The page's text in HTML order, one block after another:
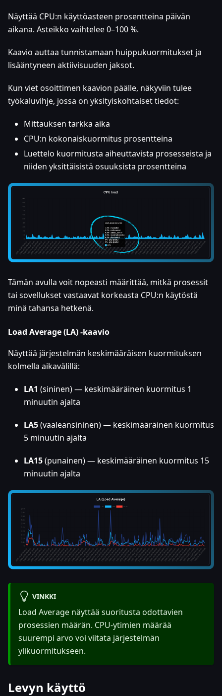
Näyttää CPU:n käyttöasteen prosentteina päivän
aikana. Asteikko vaihtelee 0–100 %.
Kaavio auttaa tunnistamaan huippukuormitukset ja
lisääntyneen aktiivisuuden jaksot.
Kun viet osoittimen kaavion päälle, näkyviin tulee
työkaluvihje, jossa on yksityiskohtaiset tiedot:
Mittauksen tarkka aika
CPU:n kokonaiskuormitus prosentteina
Luettelo kuormitusta aiheuttavista prosesseista ja
niiden yksittäisistä osuuksista prosentteina
Tämän avulla voit nopeasti määrittää, mitkä prosessit
tai sovellukset vastaavat korkeasta CPU:n käytöstä
minä tahansa hetkenä.
Load Average (LA) -kaavio
Näyttää järjestelmän keskimääräisen kuormituksen
kolmella aikavälillä:
LA1 (sininen) — keskimääräinen kuormitus 1
minuutin ajalta
LA5(vaaleansininen) — keskimääräinen kuormitus
5 minuutin ajalta
LA15(punainen) — keskimääräinen kuormitus 15
minuutin ajalta
VINKKI
Load Average näyttää suoritusta odottavien
prosessien määrän. CPU-ytimien määrää
suurempi arvo voi viitata järjestelmän
ylikuormitukseen.
Levyn käyttö